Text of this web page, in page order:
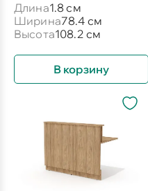
Длина1.8 см
Ширина78.4 см
Высота108.2 см
В корзину